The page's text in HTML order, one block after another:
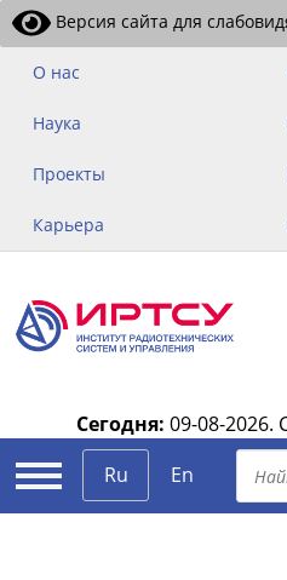
Версия сайта для
О нас
Наука
Проекты
Карьера
Сегодня: 09-08-2026.
Ru
En